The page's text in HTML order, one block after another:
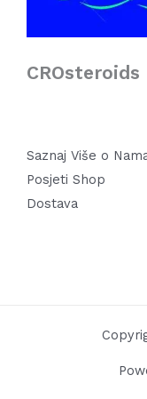
CROsteroids
Saznaj Više o
Posjeti Shop
Dostava